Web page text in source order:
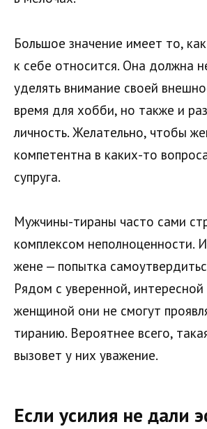
Большое значение имеет то,
к себе относится. Она должна
уделять внимание своей
время для хобби, но также и
личность. Желательно, чтобы
компетентна в каких-то
супруга.
Мужчины-тираны часто сами
комплексом неполноценности.
жене — попытка
Рядом с уверенной,
женщиной они не смогут
тиранию. Вероятнее всего,
вызовет у них уважение.
Если усилия не дали